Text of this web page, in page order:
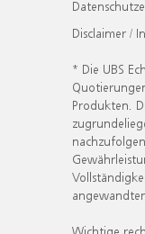
Disclaimer /
* Die UBS
Produkten.